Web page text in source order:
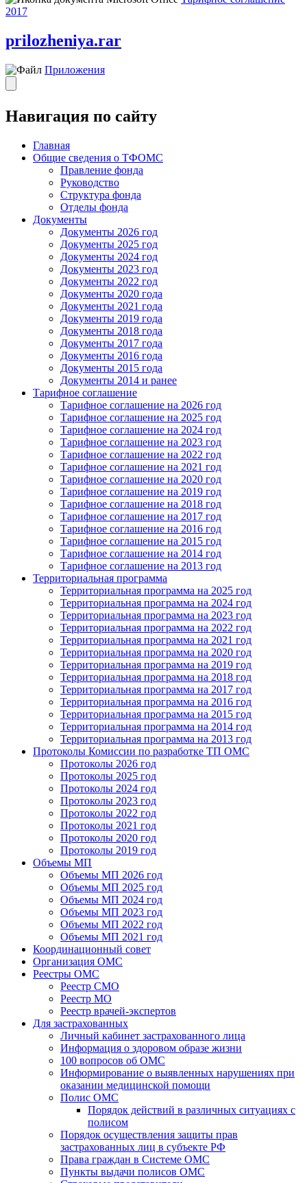
2017
prilozheniya.rar
Приложения
Навигация по сайту
Главная
Общие сведения о ТФОМС
Правление фонда
Руководство
Структура фонда
Отделы фонда
Документы
Документы 2026 год
Документы 2025 год
Документы 2024 год
Документы 2023 год
Документы 2022 год
Документы 2020 года
Документы 2021 года
Документы 2019 года
Документы 2018 года
Документы 2017 года
Документы 2016 года
Документы 2015 года
Документы 2014 и ранее
Тарифное соглашение
Тарифное соглашение на 2026 год
Тарифное соглашение на 2025 год
Тарифное соглашение на 2024 год
Тарифное соглашение на 2023 год
Тарифное соглашение на 2022 год
Тарифное соглашение на 2021 год
Тарифное соглашение на 2020 год
Тарифное соглашение на 2019 год
Тарифное соглашение на 2018 год
Тарифное соглашение на 2017 год
Тарифное соглашение на 2016 год
Тарифное соглашение на 2015 год
Тарифное соглашение на 2014 год
Тарифное соглашение на 2013 год
Территориальная программа
Территориальная программа на 2025 год
Территориальная программа на 2024 год
Территориальная программа на 2023 год
Территориальная программа на 2022 год
Территориальная программа на 2021 год
Территориальная программа на 2020 год
Территориальная программа на 2019 год
Территориальная программа на 2018 год
Территориальная программа на 2017 год
Территориальная программа на 2016 год
Территориальная программа на 2015 год
Территориальная программа на 2014 год
Территориальная программа на 2013 год
Протоколы Комиссии по разработке ТП ОМС
Протоколы 2026 год
Протоколы 2025 год
Протоколы 2024 год
Протоколы 2023 год
Протоколы 2022 год
Протоколы 2021 год
Протоколы 2020 год
Протоколы 2019 год
Объемы МП
Объемы МП 2026 год
Объемы МП 2025 год
Объемы МП 2024 год
Объемы МП 2023 год
Объемы МП 2022 год
Объемы МП 2021 год
Координационный совет
Организация ОМС
Реестры ОМС
Реестр СМО
Реестр МО
Реестр врачей-экспертов
Для застрахованных
Личный кабинет застрахованного лица
Информация о здоровом образе жизни
100 вопросов об ОМС
Информирование о выявленных нарушениях при
оказании медицинской помощи
Полис ОМС
Порядок действий в различных ситуациях с
полисом
Порядок осуществления защиты прав
застрахованных лиц в субъекте РФ
Права граждан в Системе ОМС
Пункты выдачи полисов ОМС